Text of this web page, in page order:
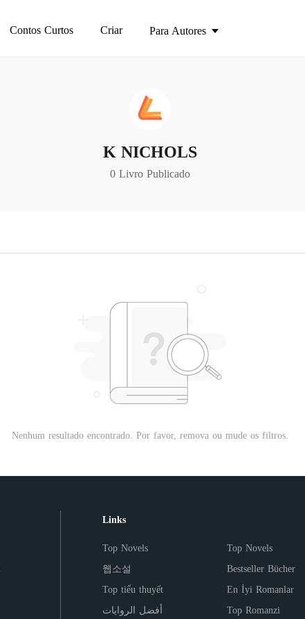
Contos Curtos Criar Para Autores
K NICHOLS
0 Livro Publicado
Nenhum resultado encontrado. Por favor, remova ou mude os filtros.
Links
Top Novels
Top Novels
웹소설
Bestseller Bücher
Top tiểu thuyết
En İyi Romanlar
أفضل الروايات
Top Romanzi